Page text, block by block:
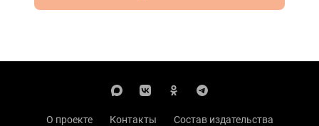
О проекте Контакты
Состав издательства